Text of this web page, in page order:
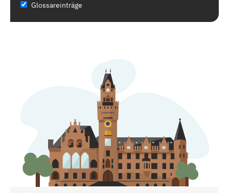
Glossareinträge